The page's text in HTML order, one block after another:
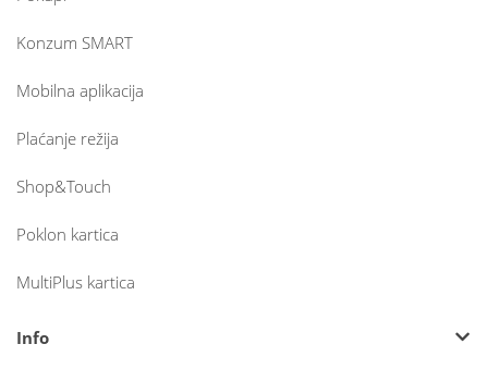
Konzum SMART
Mobilna aplikacija
Plaćanje režija
Shop&Touch
Poklon kartica
MultiPlus kartica
Info